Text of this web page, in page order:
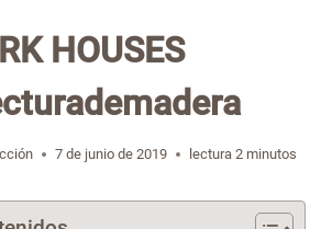
HOUSES
7 de junio de 2019 lectura 2 minutos